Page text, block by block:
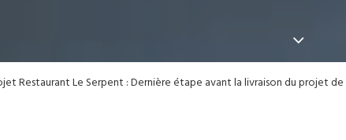
Restaurant Le Serpent : Dernière étape avant la livraison du projet